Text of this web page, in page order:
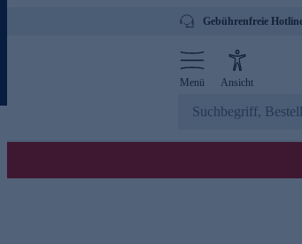
Gebührenfreie
Menü Ansicht